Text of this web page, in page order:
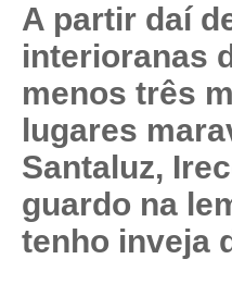
A partir daí
interioranas
menos três
lugares
Santaluz,
guardo na
tenho inveja